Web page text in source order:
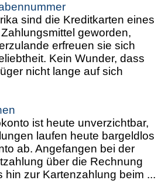
sind die Kreditkarten eines
geworden,
erfreuen sie sich
Kein Wunder, dass
nicht lange auf sich
ist heute unverzichtbar,
laufen heute bargeldlos
ab. Angefangen bei der
über die Rechnung
hin zur Kartenzahlung beim ...